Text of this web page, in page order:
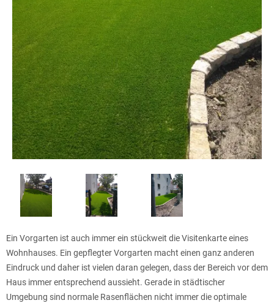
Ein Vorgarten ist auch immer ein stückweit die Visitenkarte eines
Wohnhauses. Ein gepflegter Vorgarten macht einen ganz anderen
Eindruck und daher ist vielen daran gelegen, dass der Bereich vor dem
Haus immer entsprechend aussieht. Gerade in städtischer
Umgebung sind normale Rasenflächen nicht immer die optimale